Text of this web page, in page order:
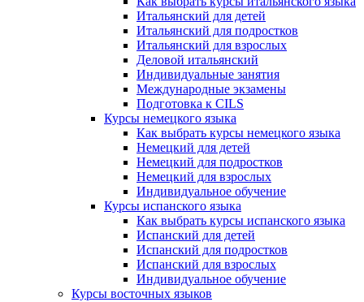
Итальянский для детей
Итальянский для подростков
Итальянский для взрослых
Деловой итальянский
Индивидуальные занятия
Международные экзамены
Подготовка к CILS
Курсы немецкого языка
Как выбрать курсы немецкого языка
Немецкий для детей
Немецкий для подростков
Немецкий для взрослых
Индивидуальное обучение
Курсы испанского языка
Как выбрать курсы испанского языка
Испанский для детей
Испанский для подростков
Испанский для взрослых
Индивидуальное обучение
Курсы восточных языков